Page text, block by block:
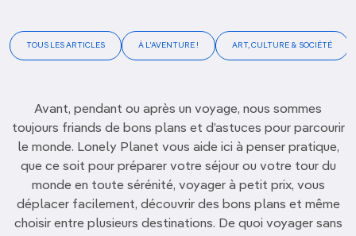
TOUS LES ARTICLES À L'AVENTURE ! ART, CULTURE & SOCIÉTÉ
Avant, pendant ou après un voyage, nous sommes
toujours friands de bons plans et d’astuces pour parcourir
le monde. Lonely Planet vous aide ici à penser pratique,
que ce soit pour préparer votre séjour ou votre tour du
monde en toute sérénité, voyager à petit prix, vous
déplacer facilement, découvrir des bons plans et même
choisir entre plusieurs destinations. De quoi voyager sans